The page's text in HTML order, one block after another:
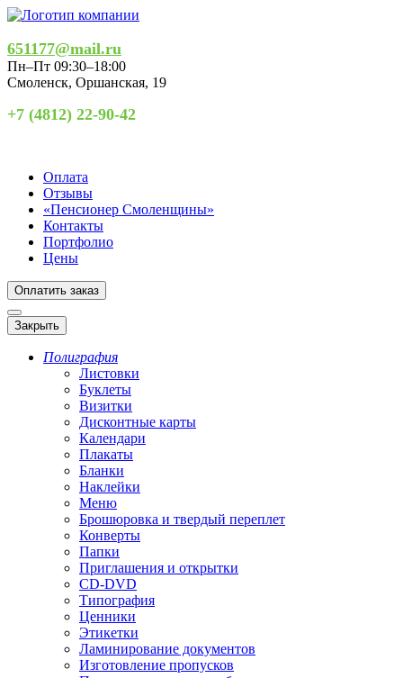
651177@mail.ru
Пн–Пт 09:30–18:00
Смоленск, Оршанская, 19
+7 (4812) 22-90-42
Оплата
Отзывы
«Пенсионер Смоленщины»
Контакты
Портфолио
Цены
Оплатить заказ
Закрыть
Полиграфия
Листовки
Буклеты
Визитки
Дисконтные карты
Календари
Плакаты
Бланки
Наклейки
Меню
Брошюровка и твердый переплет
Конверты
Папки
Приглашения и открытки
CD-DVD
Типография
Ценники
Этикетки
Ламинирование документов
Изготовление пропусков